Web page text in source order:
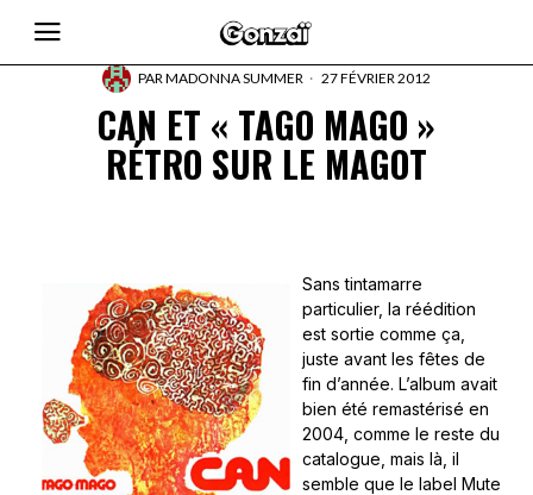
PARMADONNA SUMMER 27 FÉVRIER 2012
CAN ET « TAGO MAGO »
RÉTRO SUR LE MAGOT
Sans tintamarre
particulier, la réédition
est sortie comme ça,
juste avant les fêtes de
fin d’année. L’album avait
bien été remastérisé en
2004, comme le reste du
catalogue, mais là, il
semble que le label Mute